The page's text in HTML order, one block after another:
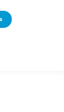
ils virent que